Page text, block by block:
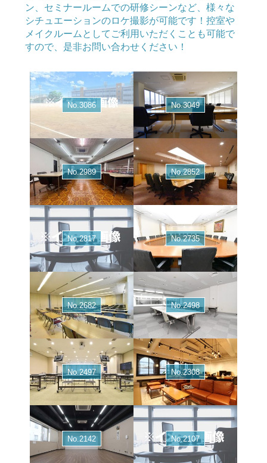
ン、セミナールームでの研修シーンなど、様々な
シチュエーションのロケ撮影が可能です！控室や
メイクルームとしてご利用いただくことも可能で
すので、是非お問い合わせください！
No.3086 No.3049
No.2989 No.2852
No.2817 No.2735
No.2682 No.2498
No.2497 No.2308
No.2142 No.2107